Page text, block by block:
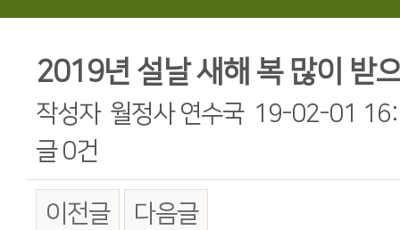
2019년 설날 새해 복 많이 받
작성자 월정사 연수국 19-02-01
글 0건
이전글 다음글